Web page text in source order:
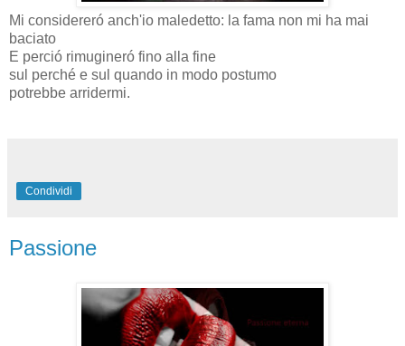
Mi considereró anch'io maledetto: la fama non mi ha mai
baciato
E perció rimugineró fino alla fine
sul perché e sul quando in modo postumo
potrebbe arridermi.
Condividi
Passione